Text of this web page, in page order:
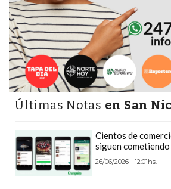
COLÓN
(BUENOS
AIRES)
EL
MEJOR
GIMNASIO
DE
LOS
MEJORES
PRECIOS
Últimas Notas en San
Cientos de
siguen
26/06/2026 - 12:01hs.